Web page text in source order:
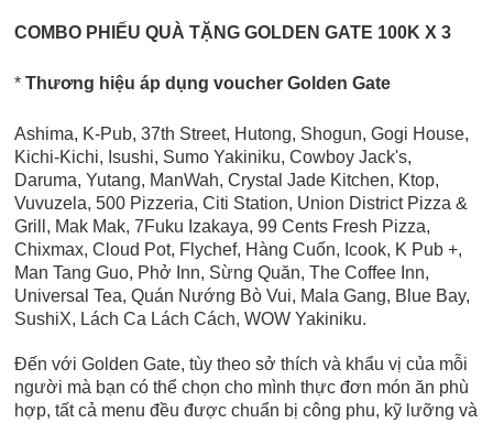
COMBO PHIẾU QUÀ TẶNG GOLDEN GATE 100K X 3
*Thương hiệu áp dụng voucher Golden Gate
Ashima, K-Pub, 37th Street, Hutong, Shogun, Gogi House,
Kichi-Kichi, Isushi, Sumo Yakiniku, Cowboy Jack's,
Daruma, Yutang, ManWah, Crystal Jade Kitchen, Ktop,
Vuvuzela, 500 Pizzeria, Citi Station, Union District Pizza &
Grill, Mak Mak, 7Fuku Izakaya, 99 Cents Fresh Pizza,
Chixmax, Cloud Pot, Flychef, Hàng Cuốn, Icook, K Pub +,
Man Tang Guo, Phở Inn, Sừng Quăn, The Coffee Inn,
Universal Tea,Quán Nướng Bò Vui, Mala Gang, Blue Bay,
SushiX, Lách Ca Lách Cách, WOW Yakiniku.
Đến với Golden Gate, tùy theo sở thích và khẩu vị của mỗi
người mà bạn có thể chọn cho mình thực đơn món ăn phù
hợp, tất cả menu đều được chuẩn bị công phu, kỹ lưỡng và